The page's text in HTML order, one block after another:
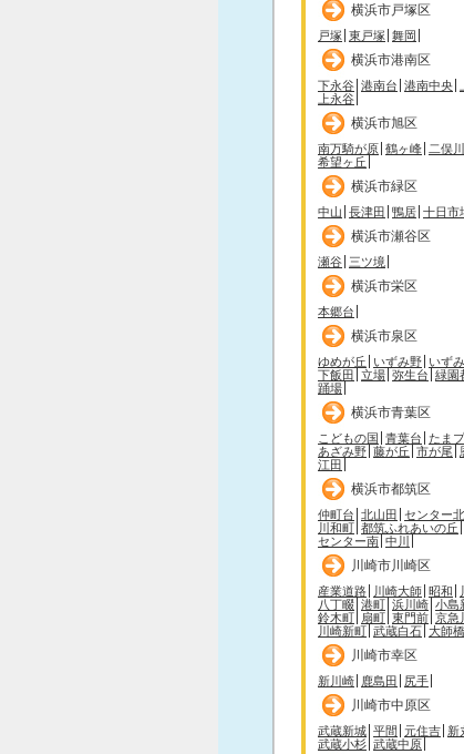
横浜市戸塚区
戸塚 東戸塚 舞岡
横浜市港南区
下永谷 港南台 港南中央
上永谷
横浜市旭区
南万騎が原 鶴ヶ峰 二俣川
希望ヶ丘
横浜市緑区
中山 長津田 鴨居 十日市
横浜市瀬谷区
瀬谷 三ツ境
横浜市栄区
本郷台
横浜市泉区
ゆめが丘 いずみ野 いず
下飯田 立場 弥生台 緑園
踊場
横浜市青葉区
こどもの国 青葉台 たま
あざみ野 藤が丘 市が尾
江田
横浜市都筑区
仲町台 北山田 センター北
川和町 都筑ふれあいの丘
センター南 中川
川崎市川崎区
産業道路 川崎大師 昭和
八丁畷 港町 浜川崎 小島
鈴木町 扇町 東門前 京急
川崎新町 武蔵白石 大師橋
川崎市幸区
新川崎 鹿島田 尻手
川崎市中原区
武蔵新城 平間 元住吉 新
武蔵小杉 武蔵中原